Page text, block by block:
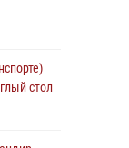
по
ГТРК
стол